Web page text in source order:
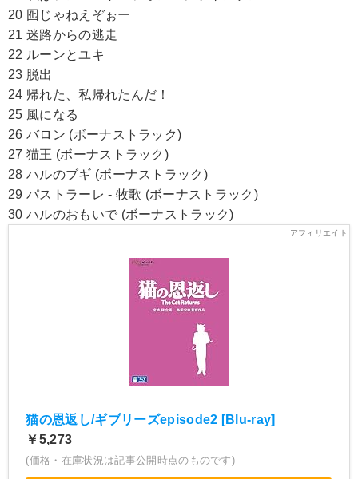
20 囮じゃねえぞぉー
21 迷路からの逃走
22 ルーンとユキ
23 脱出
24 帰れた、私帰れたんだ！
25 風になる
26 バロン (ボーナストラック)
27 猫王 (ボーナストラック)
28 ハルのブギ (ボーナストラック)
29 パストラーレ - 牧歌 (ボーナストラック)
30 ハルのおもいで (ボーナストラック)
猫の恩返し/ギブリーズepisode2 [Blu-ray]
￥5,273
(価格・在庫状況は記事公開時点のものです)